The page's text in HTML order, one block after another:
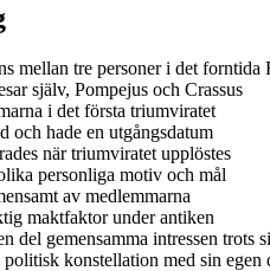
mellan tre personer i det forntida
själv, Pompejus och Crassus
i det första triumviratet
och hade en utgångsdatum
när triumviratet upplöstes
personliga motiv och mål
av medlemmarna
maktfaktor under antiken
del gemensamma intressen trots
konstellation med sin egen